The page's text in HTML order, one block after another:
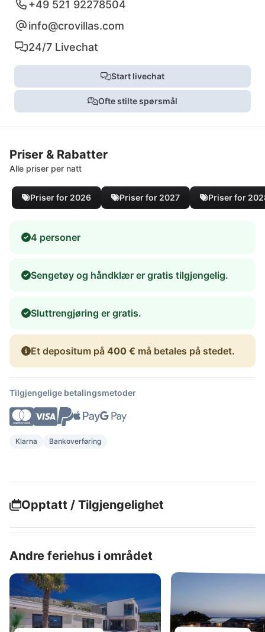
+49 521 92278504
info@crovillas.com
24/7 Livechat
Start livechat
Ofte stilte spørsmål
Priser & Rabatter
Alle priser per natt
Priser for 2026 Priser for 2027 Priser for
4 personer
Sengetøy og håndklær er gratis tilgjengelig.
Sluttrengjøring er gratis.
Et depositum på 400 € må betales på stedet.
Tilgjengelige betalingsmetoder
Klarna Bankoverføring
Opptatt / Tilgjengelighet
Andre feriehus i området